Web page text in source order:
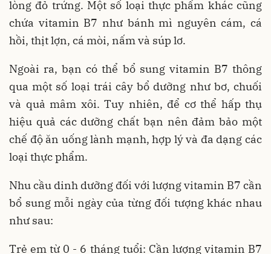
lòng đỏ trứng. Một số loại thực phẩm khác cũng
chứa vitamin B7 như bánh mì nguyên cám, cá
hồi, thịt lợn, cá mòi, nấm và súp lơ.
Ngoài ra, bạn có thể bổ sung vitamin B7 thông
qua một số loại trái cây bổ dưỡng như bơ, chuối
và quả mâm xôi. Tuy nhiên, để cơ thể hấp thụ
hiệu quả các dưỡng chất bạn nên đảm bảo một
chế độ ăn uống lành mạnh, hợp lý và đa dạng các
loại thực phẩm.
Nhu cầu dinh dưỡng đối với lượng vitamin B7 cần
bổ sung mỗi ngày của từng đối tượng khác nhau
như sau:
Trẻ em từ 0 - 6 tháng tuổi: Cần lượng vitamin B7